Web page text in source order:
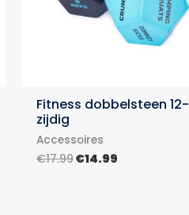
Fitness dobbelsteen 12-
zijdig
Accessoires
€17.99Oorspronkelijke
€14.99Huidige